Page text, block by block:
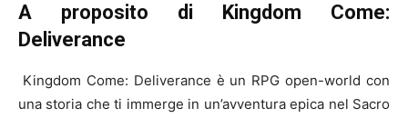
A proposito di Kingdom Come:
Deliverance
Kingdom Come: Deliverance è un RPG open-world con
una storia che ti immerge in un’avventura epica nel Sacro